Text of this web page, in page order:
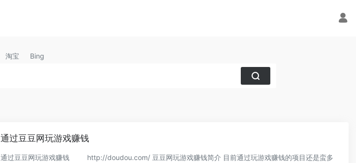
淘宝 Bing
通过豆豆网玩游戏赚钱
通过豆豆网玩游戏赚钱 http://doudou.com/ 豆豆网玩游戏赚钱简介 目前通过玩游戏赚钱的项目还是蛮多